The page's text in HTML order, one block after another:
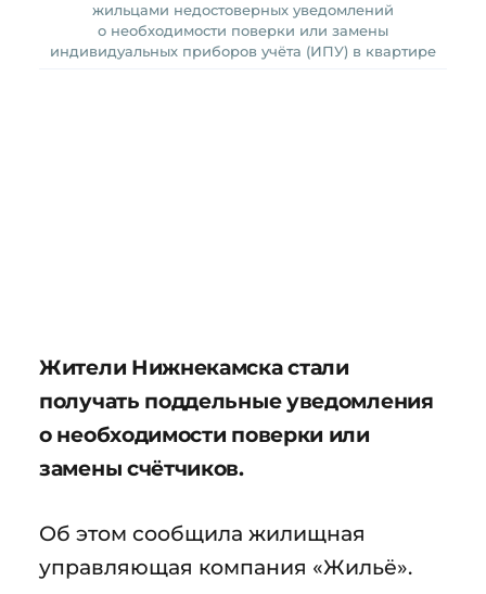
жильцами недостоверных уведомлений
о необходимости поверки или замены
индивидуальных приборов учёта (ИПУ) в квартире
Жители Нижнекамска стали
получать поддельные уведомления
о необходимости поверки или
замены счётчиков.
Об этом сообщила жилищная
управляющая компания «Жильё».